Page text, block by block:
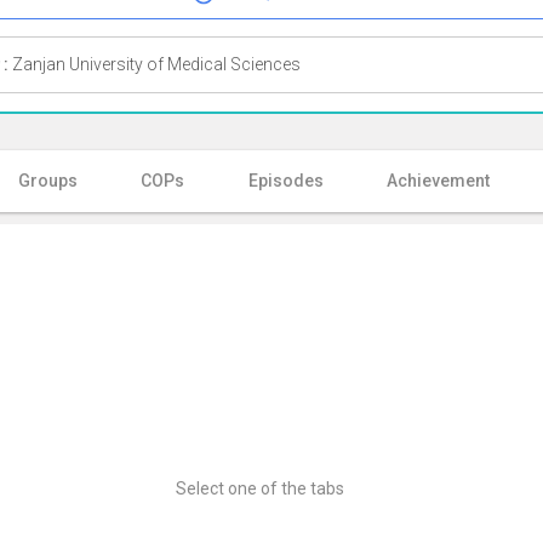
Zanjan University of Medical Sciences
Groups COPs Episodes Achievement
Select one of the tabs